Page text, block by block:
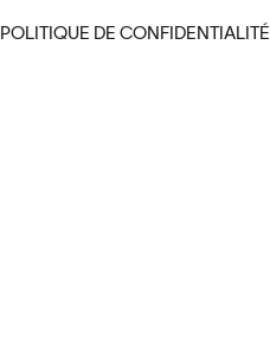
POLITIQUE DE CONFIDENTIALITÉ